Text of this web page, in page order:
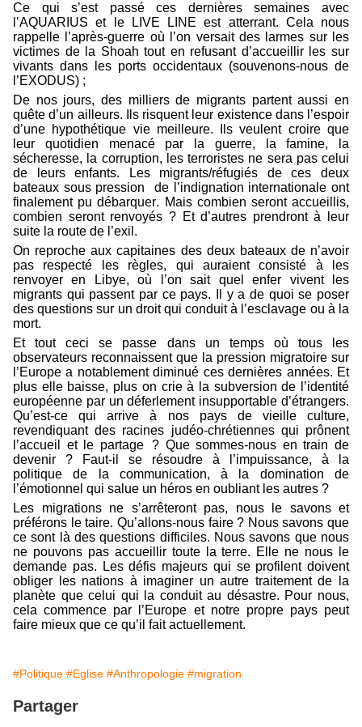
Ce qui s’est passé ces dernières semaines avec
l’AQUARIUS et le LIVE LINE est atterrant. Cela nous
rappelle l’après-guerre où l’on versait des larmes sur les
victimes de la Shoah tout en refusant d’accueillir les sur
vivants dans les ports occidentaux (souvenons-nous de
l’EXODUS) ;
De nos jours, des milliers de migrants partent aussi en
quête d’un ailleurs. Ils risquent leur existence dans l’espoir
d’une hypothétique vie meilleure. Ils veulent croire que
leur quotidien menacé par la guerre, la famine, la
sécheresse, la corruption, les terroristes ne sera pas celui
de leurs enfants. Les migrants/réfugiés de ces deux
bateaux sous pression de l’indignation internationale ont
finalement pu débarquer. Mais combien seront accueillis,
combien seront renvoyés ? Et d’autres prendront à leur
suite la route de l’exil.
On reproche aux capitaines des deux bateaux de n’avoir
pas respecté les règles, qui auraient consisté à les
renvoyer en Libye, où l’on sait quel enfer vivent les
migrants qui passent par ce pays. Il y a de quoi se poser
des questions sur un droit qui conduit à l’esclavage ou à la
mort.
Et tout ceci se passe dans un temps où tous les
observateurs reconnaissent que la pression migratoire sur
l’Europe a notablement diminué ces dernières années. Et
plus elle baisse, plus on crie à la subversion de l’identité
européenne par un déferlement insupportable d’étrangers.
Qu’est-ce qui arrive à nos pays de vieille culture,
revendiquant des racines judéo-chrétiennes qui prônent
l’accueil et le partage ? Que sommes-nous en train de
devenir ? Faut-il se résoudre à l’impuissance, à la
politique de la communication, à la domination de
l’émotionnel qui salue un héros en oubliant les autres ?
Les migrations ne s’arrêteront pas, nous le savons et
préférons le taire. Qu’allons-nous faire ? Nous savons que
ce sont là des questions difficiles. Nous savons que nous
ne pouvons pas accueillir toute la terre. Elle ne nous le
demande pas. Les défis majeurs qui se profilent doivent
obliger les nations à imaginer un autre traitement de la
planète que celui qui la conduit au désastre. Pour nous,
cela commence par l’Europe et notre propre pays peut
faire mieux que ce qu’il fait actuellement.
#Politique #Eglise #Anthropologie #migration
Partager